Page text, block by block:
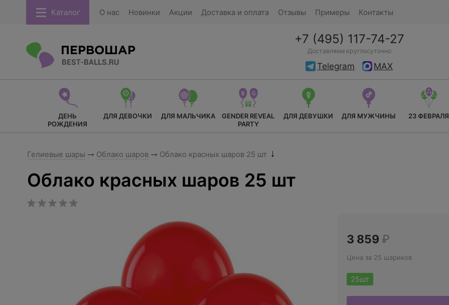
Каталог О нас Новинки Акции Доставка и оплата Отзывы Примеры Контакты
+7 (495) 117-74-27
Доставляем круглосуточно
Telegram MAX
ДЕНЬ
РОЖДЕНИЯ
ДЛЯ ДЕВОЧКИ ДЛЯ МАЛЬЧИКА
GENDER REVEAL
PARTY
ДЛЯ ДЕВУШКИ ДЛЯ МУЖЧИНЫ 23 ФЕВРАЛЯ
Гелиевые шары Облако шаров Облако красных шаров 25 шт
Облако красных шаров 25 шт
3 859 ₽
Цена за 25 шариков
25шт